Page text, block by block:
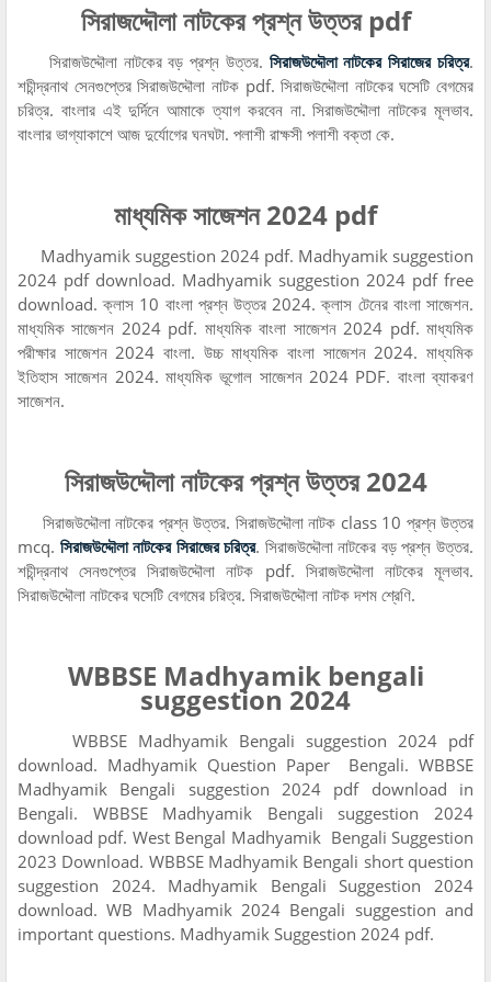
সিরাজদ্দৌলা নাটকের প্রশ্ন উত্তর pdf
সিরাজউদ্দৌলা নাটকের বড় প্রশ্ন উত্তর. সিরাজউদ্দৌলা নাটকের সিরাজের চরিত্র.
শচীন্দ্রনাথ সেনগুপ্তের সিরাজউদ্দৌলা নাটক pdf. সিরাজউদ্দৌলা নাটকের ঘসেটি বেগমের
চরিত্র. বাংলার এই দুর্দিনে আমাকে ত্যাগ করবেন না. সিরাজউদ্দৌলা নাটকের মূলভাব.
বাংলার ভাগ্যাকাশে আজ দুর্যোগের ঘনঘটা. পলাশী রাক্ষসী পলাশী বক্তা কে.
মাধ্যমিক সাজেশন 2024 pdf
Madhyamik suggestion 2024 pdf. Madhyamik suggestion
2024 pdf download. Madhyamik suggestion 2024 pdf free
download. ক্লাস 10 বাংলা প্রশ্ন উত্তর 2024. ক্লাস টেনের বাংলা সাজেশন.
মাধ্যমিক সাজেশন 2024 pdf. মাধ্যমিক বাংলা সাজেশন 2024 pdf. মাধ্যমিক
পরীক্ষার সাজেশন 2024 বাংলা. উচ্চ মাধ্যমিক বাংলা সাজেশন 2024. মাধ্যমিক
ইতিহাস সাজেশন 2024. মাধ্যমিক ভূগোল সাজেশন 2024 PDF. বাংলা ব্যাকরণ
সাজেশন.
সিরাজউদ্দৌলা নাটকের প্রশ্ন উত্তর 2024
সিরাজউদ্দৌলা নাটকের প্রশ্ন উত্তর. সিরাজউদ্দৌলা নাটক class 10 প্রশ্ন উত্তর
mcq. সিরাজউদ্দৌলা নাটকের সিরাজের চরিত্র. সিরাজউদ্দৌলা নাটকের বড় প্রশ্ন উত্তর.
শচীন্দ্রনাথ সেনগুপ্তের সিরাজউদ্দৌলা নাটক pdf. সিরাজউদ্দৌলা নাটকের মূলভাব.
সিরাজউদ্দৌলা নাটকের ঘসেটি বেগমের চরিত্র. সিরাজউদ্দৌলা নাটক দশম শ্রেণি.
WBBSE Madhyamik bengali
suggestion 2024
WBBSE Madhyamik Bengali suggestion 2024 pdf
download. Madhyamik Question Paper Bengali. WBBSE
Madhyamik Bengali suggestion 2024 pdf download in
Bengali. WBBSE Madhyamik Bengali suggestion 2024
download pdf. West Bengal Madhyamik Bengali Suggestion
2023 Download. WBBSE Madhyamik Bengali short question
suggestion 2024. Madhyamik Bengali Suggestion 2024
download. WB Madhyamik 2024 Bengali suggestion and
important questions. Madhyamik Suggestion 2024 pdf.